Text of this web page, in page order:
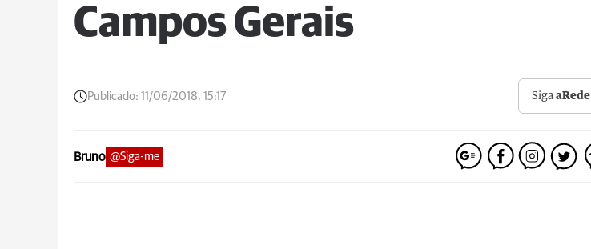
Campos Gerais
Publicado: 11/06/2018, 15:17 SigaaRede
Bruno @Siga-me